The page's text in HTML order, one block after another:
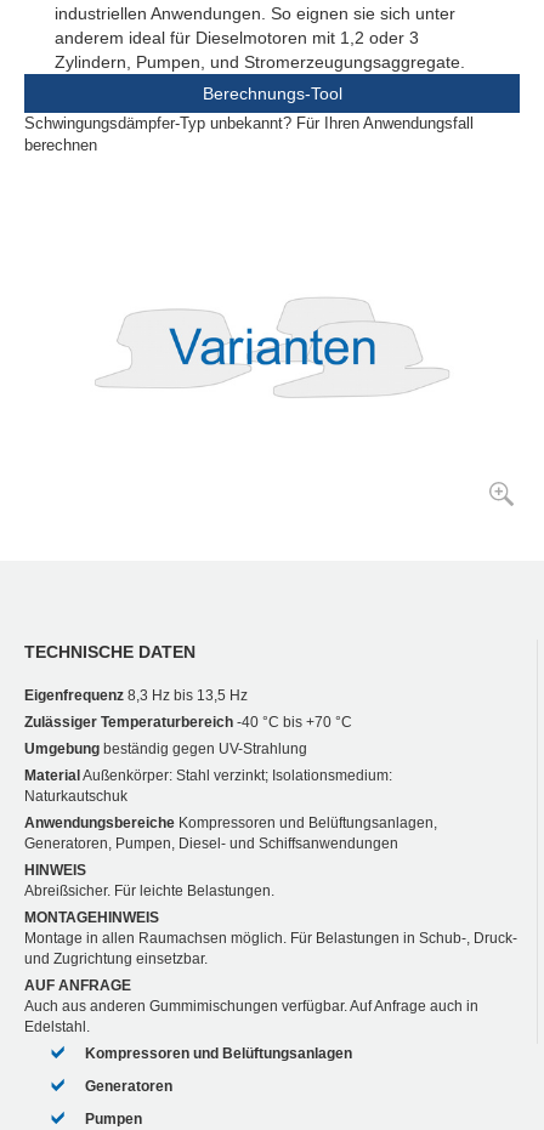
industriellen Anwendungen. So eignen sie sich unter
anderem ideal für Dieselmotoren mit 1,2 oder 3
Zylindern, Pumpen, und Stromerzeugungsaggregate.
Berechnungs-Tool
Schwingungsdämpfer-Typ unbekannt? Für Ihren Anwendungsfall
berechnen
TECHNISCHE DATEN
Eigenfrequenz 8,3 Hz bis 13,5 Hz
Zulässiger Temperaturbereich -40 °C bis +70 °C
Umgebung beständig gegen UV-Strahlung
Material Außenkörper: Stahl verzinkt; Isolationsmedium:
Naturkautschuk
Anwendungsbereiche Kompressoren und Belüftungsanlagen,
Generatoren, Pumpen, Diesel- und Schiffsanwendungen
HINWEIS
Abreißsicher. Für leichte Belastungen.
MONTAGEHINWEIS
Montage in allen Raumachsen möglich. Für Belastungen in Schub-, Druck-
und Zugrichtung einsetzbar.
AUF ANFRAGE
Auch aus anderen Gummimischungen verfügbar. Auf Anfrage auch in
Edelstahl.
Kompressoren und Belüftungsanlagen
Generatoren
Pumpen